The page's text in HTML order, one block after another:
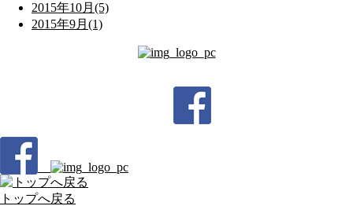
2015年10月(5)
2015年9月(1)
トップへ戻る